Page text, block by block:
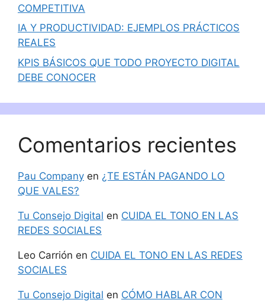
COMPETITIVA
IA Y PRODUCTIVIDAD: EJEMPLOS PRÁCTICOS
REALES
KPIS BÁSICOS QUE TODO PROYECTO DIGITAL
DEBE CONOCER
Comentarios recientes
Pau Company en ¿TE ESTÁN PAGANDO LO
QUE VALES?
Tu Consejo Digital en CUIDA EL TONO EN LAS
REDES SOCIALES
Leo Carrión en CUIDA EL TONO EN LAS REDES
SOCIALES
Tu Consejo Digital en CÓMO HABLAR CON